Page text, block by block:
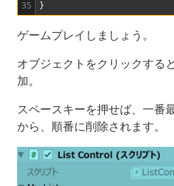
35
}
ゲームプレイしましょう。
オブジェクトをクリックする
加。
スペースキーを押せば、一番
から、順番に削除されます。